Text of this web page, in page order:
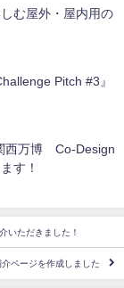
む屋外・屋内用の
Pitch #3』
西万博 Co-Design
す！
いただきました！
ページを作成しました